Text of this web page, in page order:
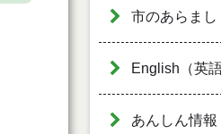
市のあらまし
English（英
あんしん情報